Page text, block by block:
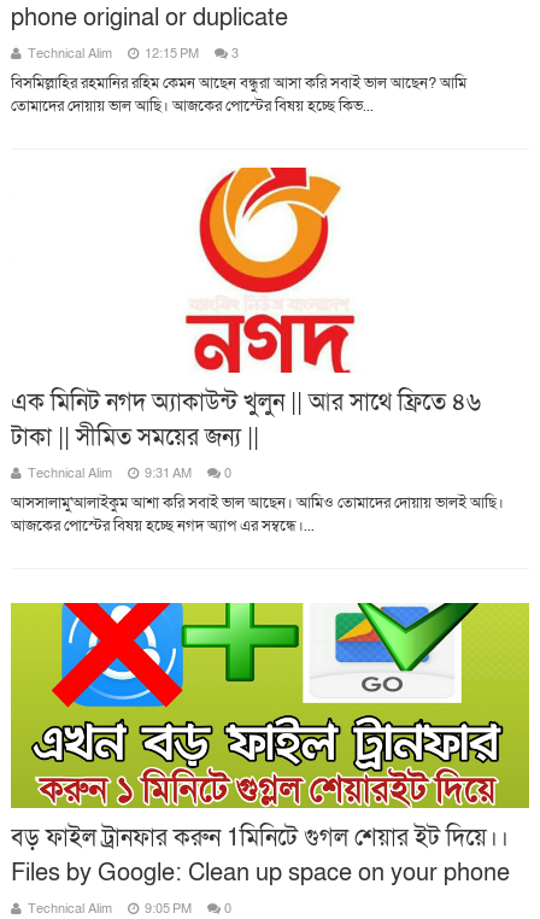
phone original or duplicate
Technical Alim 12:15 PM 3
বিসমিল্লাহির রহমানির রহিম কেমন আছেন বন্ধুরা আসা করি সবাই ভাল আছেন? আমি
তোমাদের দোয়ায় ভাল আছি। আজকের পোস্টের বিষয় হচ্ছে কিভ...
এক মিনিট নগদ অ্যাকাউন্ট খুলুন || আর সাথে ফ্রিতে ৪৬
টাকা || সীমিত সময়ের জন্য ||
Technical Alim 9:31 AM 0
আসসালামু'আলাইকুম আশা করি সবাই ভাল আছেন। আমিও তোমাদের দোয়ায় ভালই আছি।
আজকের পোস্টের বিষয় হচ্ছে নগদ অ্যাপ এর সম্বন্ধে।...
বড় ফাইল ট্রানফার করুন 1মিনিটে গুগল শেয়ার ইট দিয়ে।।
Files by Google: Clean up space on your phone
Technical Alim 9:05 PM 0